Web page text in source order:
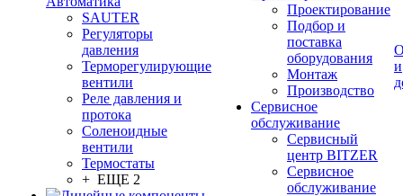
SAUTER
Регуляторы
давления
Терморегулирующие
вентили
Реле давления и
протока
Соленоидные
вентили
Термостаты
+ ЕЩЕ 2
Проектирование
Подбор и
поставка
оборудования
Монтаж
Производство
Сервисное
обслуживание
Сервисный
центр BITZER
Сервисное
обслуживание
и